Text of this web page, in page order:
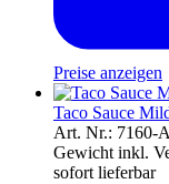
Preise anzeigen
Taco Sauce
Art. Nr.: 7160-A
Gewicht inkl.
sofort lieferbar